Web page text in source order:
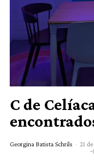
C de
Georgina Batista Schrils - 21
-